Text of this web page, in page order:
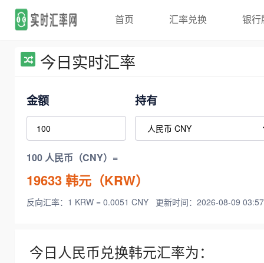
首页 汇率兑换 银行
今日实时汇率
金额 持有
100 人民币（CNY）=
19633韩元（KRW）
反向汇率：1 KRW = 0.0051 CNY 更新时间：2026-08-09
今日人民币兑换韩元汇率为：